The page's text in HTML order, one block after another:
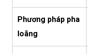
Phương pháp pha
loãng